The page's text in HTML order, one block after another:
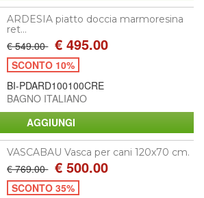
ARDESIA piatto doccia marmoresina
ret...
€ 549.00 € 495.00
SCONTO 10%
BI-PDARD100100CRE
BAGNO ITALIANO
VASCABAU Vasca per cani 120x70 cm.
€ 769.00 € 500.00
SCONTO 35%